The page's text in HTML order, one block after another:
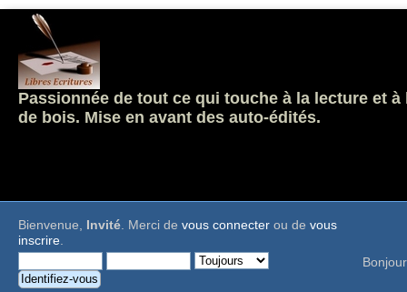
Passionnée de tout ce qui touche à la lecture et
de bois. Mise en avant des auto-édités.
Bienvenue, Invité. Merci de vous connecter ou de vous
inscrire.